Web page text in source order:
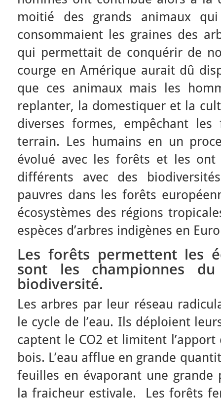
moitié des grands animaux
consommaient les graines des
qui permettait de conquérir de
courge en Amérique aurait dû
que ces animaux mais les
replanter, la domestiquer et la
diverses formes, empêchant
terrain. Les humains en un
évolué avec les forêts et les ont
différents avec des
pauvres dans les forêts
écosystèmes des régions
espèces d’arbres indigènes en
Les forêts permettent les
sont les championnes
biodiversité.
Les arbres par leur réseau
le cycle de l’eau. Ils déploient
captent le CO2 et limitent
bois. L’eau afflue en grande
feuilles en évaporant une
la fraicheur estivale. Les forêts